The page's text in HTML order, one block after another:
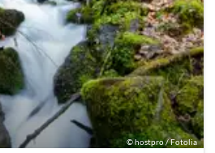
©hostpro / Fotolia